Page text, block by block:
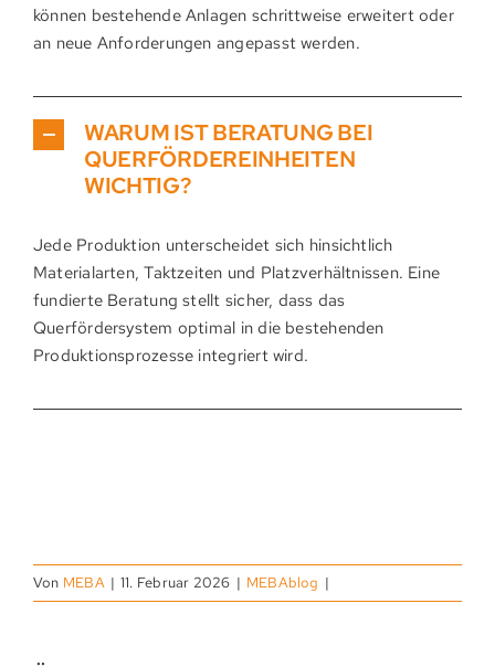
können bestehende Anlagen schrittweise erweitert oder
an neue Anforderungen angepasst werden.
WARUM IST BERATUNG BEI
QUERFÖRDEREINHEITEN
WICHTIG?
Jede Produktion unterscheidet sich hinsichtlich
Materialarten, Taktzeiten und Platzverhältnissen. Eine
fundierte Beratung stellt sicher, dass das
Querfördersystem optimal in die bestehenden
Produktionsprozesse integriert wird.
Von MEBA | 11. Februar 2026 | MEBAblog |